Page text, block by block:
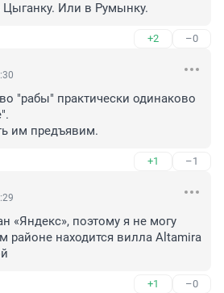
Или в Румынку.
+2 –0
"рабы" практически одинаково
им предъявим.
+1 –1
«Яндекс», поэтому я не могу
районе находится вилла Altamira
+1 –0